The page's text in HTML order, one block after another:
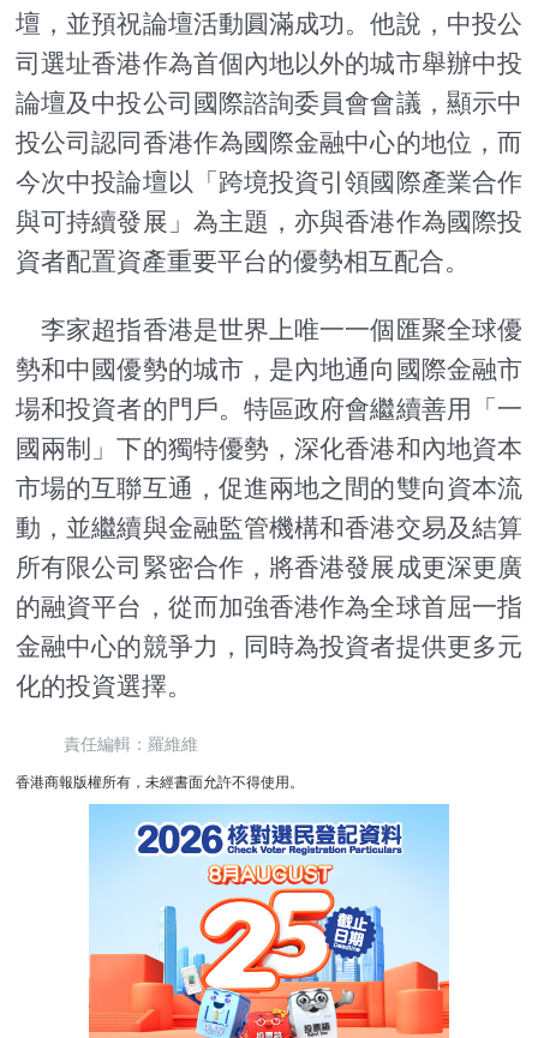
壇，並預祝論壇活動圓滿成功。他說，中投公
司選址香港作為首個內地以外的城市舉辦中投
論壇及中投公司國際諮詢委員會會議，顯示中
投公司認同香港作為國際金融中心的地位，而
今次中投論壇以「跨境投資引領國際產業合作
與可持續發展」為主題，亦與香港作為國際投
資者配置資產重要平台的優勢相互配合。
李家超指香港是世界上唯一一個匯聚全球優
勢和中國優勢的城市，是內地通向國際金融市
場和投資者的門戶。特區政府會繼續善用「一
國兩制」下的獨特優勢，深化香港和內地資本
市場的互聯互通，促進兩地之間的雙向資本流
動，並繼續與金融監管機構和香港交易及結算
所有限公司緊密合作，將香港發展成更深更廣
的融資平台，從而加強香港作為全球首屈一指
金融中心的競爭力，同時為投資者提供更多元
化的投資選擇。
責任編輯：羅維維
香港商報版權所有，未經書面允許不得使用。